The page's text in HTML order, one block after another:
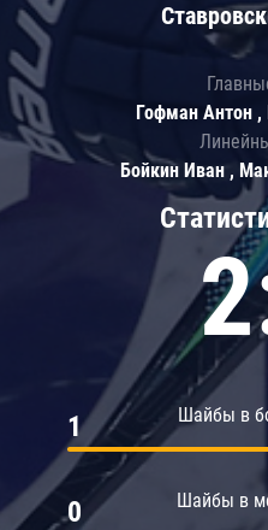
Шайбы в
1
Шайбы в
0
Гофман Антон ,
Бойкин Иван ,